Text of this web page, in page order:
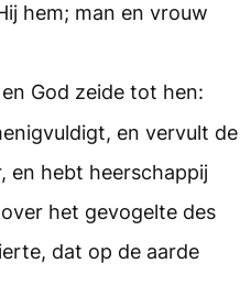
hem; man en vrouw
God zeide tot hen:
en vervult de
en hebt heerschappij
het gevogelte des
dat op de aarde